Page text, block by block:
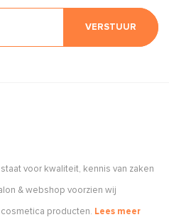
VERSTUUR
voor kwaliteit, kennis van zaken
& webshop voorzien wij
producten. Lees meer